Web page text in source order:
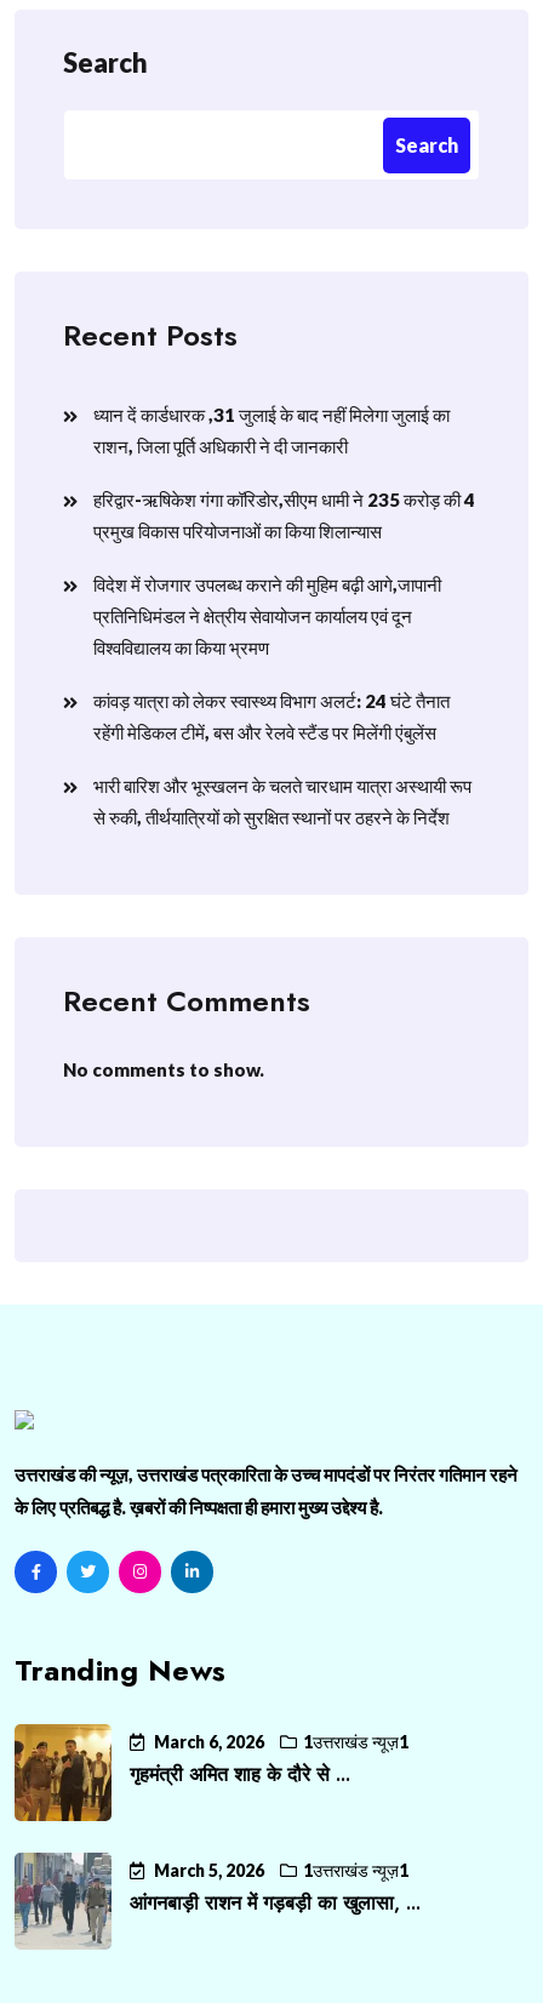
Search
Search
Recent Posts
ध्यान दें कार्डधारक ,31 जुलाई के बाद नहीं मिलेगा जुलाई का
राशन, जिला पूर्ति अधिकारी ने दी जानकारी
हरिद्वार-ऋषिकेश गंगा कॉरिडोर,सीएम धामी ने 235 करोड़ की 4
प्रमुख विकास परियोजनाओं का किया शिलान्यास
विदेश में रोजगार उपलब्ध कराने की मुहिम बढ़ी आगे,जापानी
प्रतिनिधिमंडल ने क्षेत्रीय सेवायोजन कार्यालय एवं दून
विश्वविद्यालय का किया भ्रमण
​कांवड़ यात्रा को लेकर स्वास्थ्य विभाग अलर्ट: 24 घंटे तैनात
रहेंगी मेडिकल टीमें, बस और रेलवे स्टैंड पर मिलेंगी एंबुलेंस
​भारी बारिश और भूस्खलन के चलते चारधाम यात्रा अस्थायी रूप
से रुकी, तीर्थयात्रियों को सुरक्षित स्थानों पर ठहरने के निर्देश
Recent Comments
No comments to show.
उत्तराखंड की न्यूज़, उत्तराखंड पत्रकारिता के उच्च मापदंडों पर निरंतर गतिमान रहने
के लिए प्रतिबद्ध है. ख़बरों की निष्पक्षता ही हमारा मुख्य उद्देश्य है.
Tranding News
March 6, 2026 1उत्तराखंड न्यूज़1
गृहमंत्री अमित शाह के दौरे से ...
March 5, 2026 1उत्तराखंड न्यूज़1
आंगनबाड़ी राशन में गड़बड़ी का खुलासा, ...